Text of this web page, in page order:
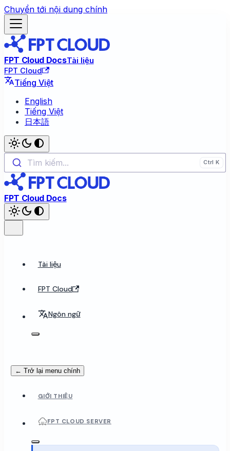
Chuyển tới nội dung chính
FPT Cloud DocsTài liệu
FPT Cloud
Tiếng Việt
English
Tiếng Việt
日本語
Tìm kiếm...
FPT Cloud Docs
Tài liệu
FPT Cloud
Ngôn ngữ
← Trở lại menu chính
GIỚI THIỆU
FPT CLOUD SERVER